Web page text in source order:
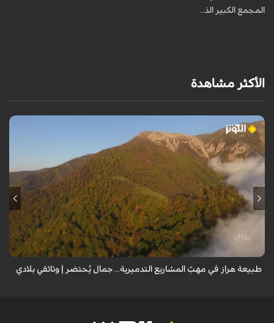
المجمع الكبير الذ...
الأكثر مشاهدة
من قلب طبيعة هراز التي كانت يوماً من أجمل الموائل الطبيعية في إيران، يحذر
المعد من كارثة بيئية: "وحش الأعمال والمشاريع التدميرية تنهش بجسم
طبيعة هراز في مهبّ المشاريع التدميرية... جمال يُحتضر | وثائقي بلادي